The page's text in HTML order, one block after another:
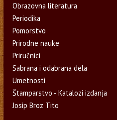
Obrazovna literatura
Periodika
Pomorstvo
Prirodne nauke
Priručnici
Sabrana i odabrana dela
Umetnosti
Štamparstvo - Katalozi izdanja
Josip Broz Tito